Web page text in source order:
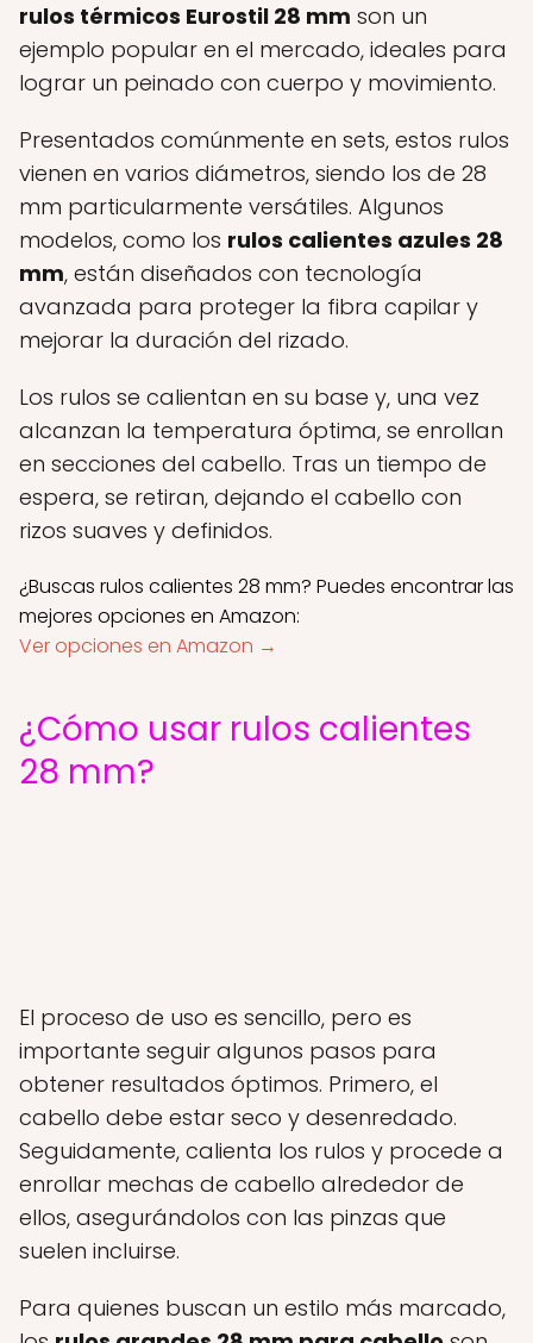
rulos térmicos Eurostil 28 mm son un
ejemplo popular en el mercado, ideales para
lograr un peinado con cuerpo y movimiento.
Presentados comúnmente en sets, estos rulos
vienen en varios diámetros, siendo los de 28
mm particularmente versátiles. Algunos
modelos, como los rulos calientes azules 28
mm, están diseñados con tecnología
avanzada para proteger la fibra capilar y
mejorar la duración del rizado.
Los rulos se calientan en su base y, una vez
alcanzan la temperatura óptima, se enrollan
en secciones del cabello. Tras un tiempo de
espera, se retiran, dejando el cabello con
rizos suaves y definidos.
¿Buscas rulos calientes 28 mm? Puedes encontrar las
mejores opciones en Amazon:
Ver opciones en Amazon →
¿Cómo usar rulos calientes
28 mm?
El proceso de uso es sencillo, pero es
importante seguir algunos pasos para
obtener resultados óptimos. Primero, el
cabello debe estar seco y desenredado.
Seguidamente, calienta los rulos y procede a
enrollar mechas de cabello alrededor de
ellos, asegurándolos con las pinzas que
suelen incluirse.
Para quienes buscan un estilo más marcado,